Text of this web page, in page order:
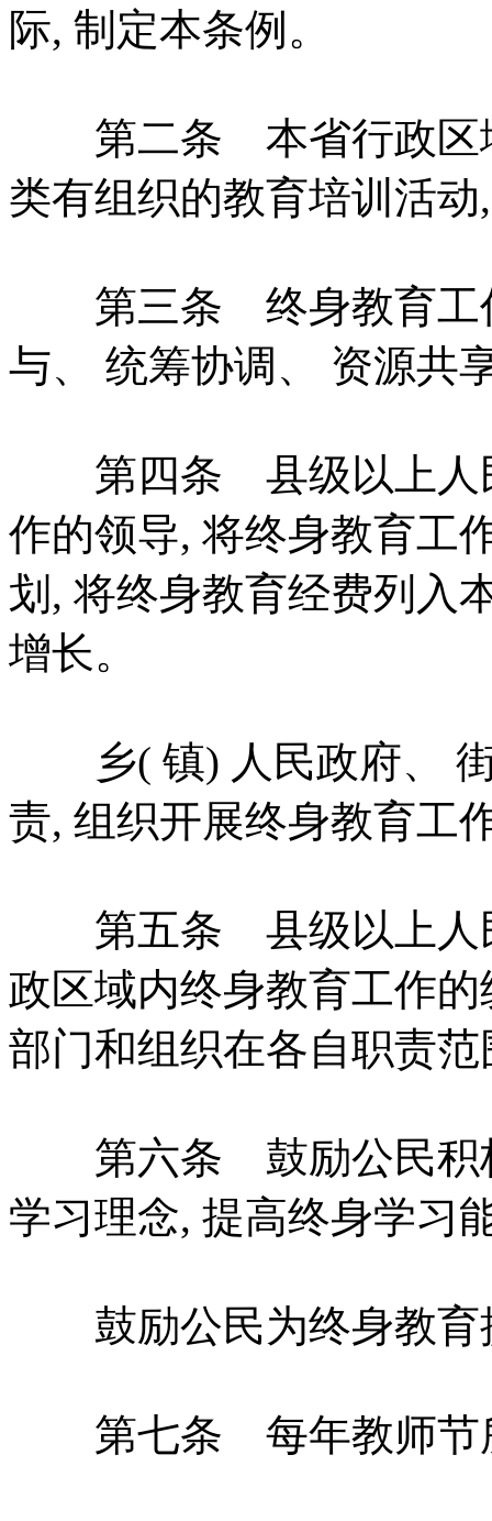
际, 制定本条例。
第二条 本省行政区域
类有组织的教育培训活
第三条 终身教育工作
与、 统筹协调、 资源共
第四条 县级以上人民
作的领导, 将终身教育工
划, 将终身教育经费列入
增长。
乡( 镇) 人民政府、 街
责, 组织开展终身教育工
第五条 县级以上人民
政区域内终身教育工作
部门和组织在各自职责
第六条 鼓励公民积极
学习理念, 提高终身学习
鼓励公民为终身教育
第七条 每年教师节所